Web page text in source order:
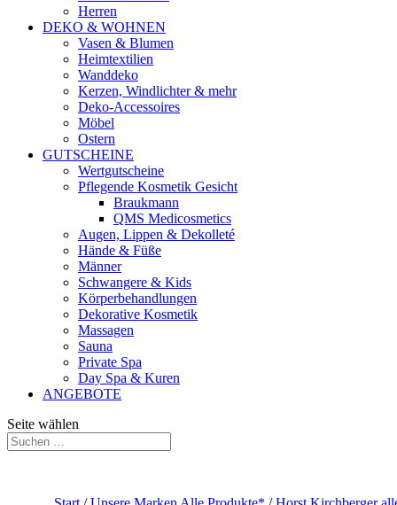
Herren
DEKO & WOHNEN
Vasen & Blumen
Heimtextilien
Wanddeko
Kerzen, Windlichter & mehr
Deko-Accessoires
Möbel
Ostern
GUTSCHEINE
Wertgutscheine
Pflegende Kosmetik Gesicht
Braukmann
QMS Medicosmetics
Augen, Lippen & Dekolleté
Hände & Füße
Männer
Schwangere & Kids
Körperbehandlungen
Dekorative Kosmetik
Massagen
Sauna
Private Spa
Day Spa & Kuren
ANGEBOTE
Seite wählen